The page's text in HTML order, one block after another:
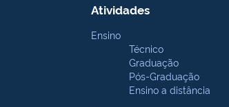
Atividades
Ensino
Técnico
Graduação
Pós-Graduação
Ensino a distância